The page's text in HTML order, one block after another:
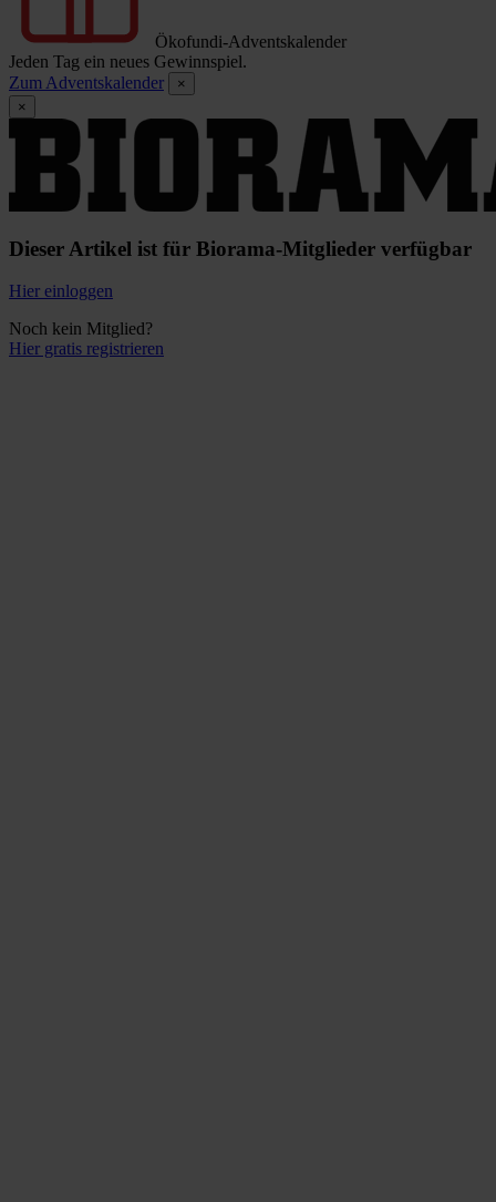
Ökofundi-Adventskalender
Jeden Tag ein neues Gewinnspiel.
Zum Adventskalender
×
×
Dieser Artikel ist für Biorama-Mitglieder verfügbar
Hier einloggen
Noch kein Mitglied?
Hier gratis registrieren